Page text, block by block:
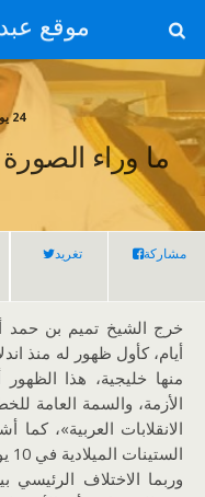
موقع
24 يوليو, 2017 • لا تعليقات
ما وراء
مشاركة تغريد
خرج الشيخ تميم بن حمد
أيام، كأول ظهور له منذ
الأزمة، والسمة العامة
الانقلابات العربية»،
الستينات الميلادية في 10 يوليو».
وربما الاختلاف الرئيسي